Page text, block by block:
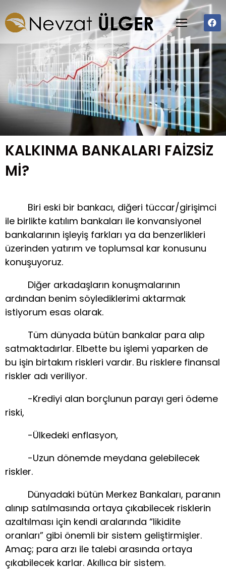
KALKINMA BANKALARI FAİZSİZ
Mİ?
Biri eski bir bankacı, diğeri tüccar/girişimci
ile birlikte katılım bankaları ile konvansiyonel
bankalarının işleyiş farkları ya da benzerlikleri
üzerinden yatırım ve toplumsal kar konusunu
konuşuyoruz.
Diğer arkadaşların konuşmalarının
ardından benim söylediklerimi aktarmak
istiyorum esas olarak.
Tüm dünyada bütün bankalar para alıp
satmaktadırlar. Elbette bu işlemi yaparken de
bu işin birtakım riskleri vardır. Bu risklere finansal
riskler adı veriliyor.
-Krediyi alan borçlunun parayı geri ödeme
riski,
-Ülkedeki enflasyon,
-Uzun dönemde meydana gelebilecek
riskler.
Dünyadaki bütün Merkez Bankaları, paranın
alınıp satılmasında ortaya çıkabilecek risklerin
azaltılması için kendi aralarında “likidite
oranları” gibi önemli bir sistem geliştirmişler.
Amaç; para arzı ile talebi arasında ortaya
çıkabilecek karlar. Akıllıca bir sistem.